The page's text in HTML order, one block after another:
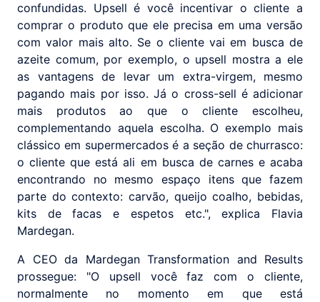
confundidas. Upsell é você incentivar o cliente a
comprar o produto que ele precisa em uma versão
com valor mais alto. Se o cliente vai em busca de
azeite comum, por exemplo, o upsell mostra a ele
as vantagens de levar um extra-virgem, mesmo
pagando mais por isso. Já o cross-sell é adicionar
mais produtos ao que o cliente escolheu,
complementando aquela escolha. O exemplo mais
clássico em supermercados é a seção de churrasco:
o cliente que está ali em busca de carnes e acaba
encontrando no mesmo espaço itens que fazem
parte do contexto: carvão, queijo coalho, bebidas,
kits de facas e espetos etc.", explica Flavia
Mardegan.
A CEO da Mardegan Transformation and Results
prossegue: "O upsell você faz com o cliente,
normalmente no momento em que está